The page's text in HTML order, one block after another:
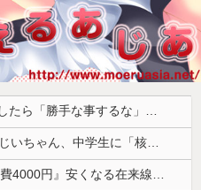
熊本避難所で大工が手伝おうとしたら「勝手な事するな」と行政側に止められた！との証言、内容があまりに胡散臭すぎた結果……
【原爆の日】被爆語り部80代おじいちゃん、中学生に「核を持たないで日本を守れますか？」「日本も原爆を持たないと負ける！」と言われ絶句 ………
【驚愕】 新幹線じゃなく『帰省費4000円』安くなる在来線で帰省した結果ｗｗｗｗｗ